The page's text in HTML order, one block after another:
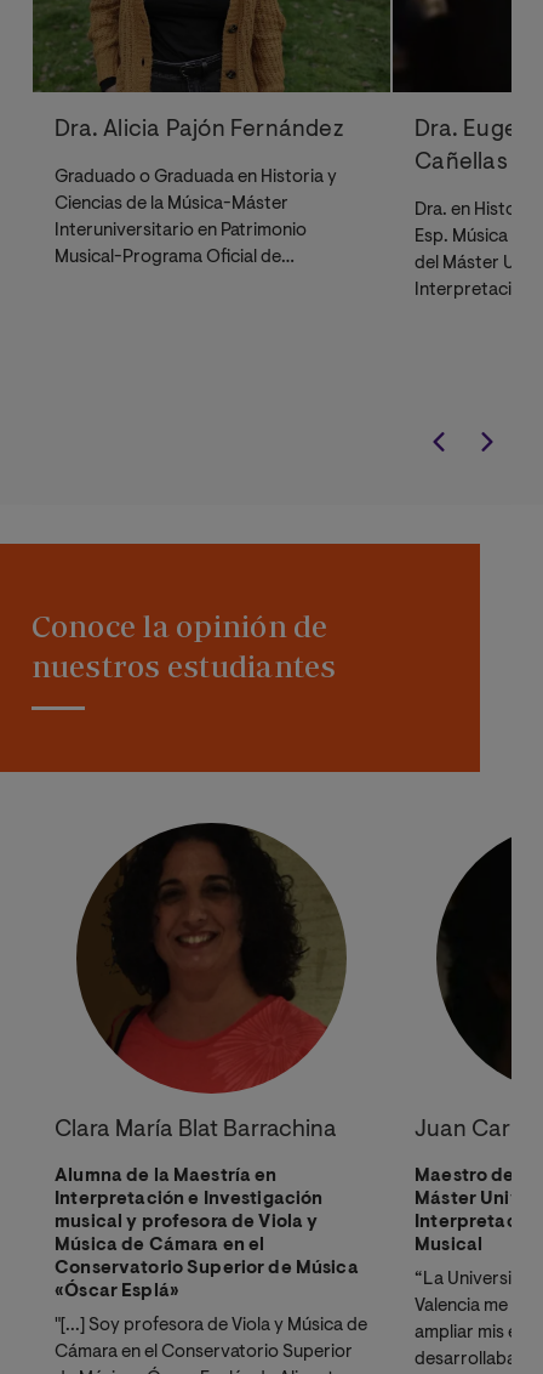
Dra. Alicia Pajón Fernández
Graduado o Graduada en Historia y
Ciencias de la Música-Máster
Interuniversitario en Patrimonio
Musical-Programa Oficial de
Dra.
Cañellas
Dra. en
Esp. Música y
del Máster
Interpretación
Conoce la opinión de
nuestros estudiantes
Clara María Blat Barrachina
Alumna de la Maestría en
Interpretación e Investigación
musical y profesora de Viola y
Música de Cámara en el
Conservatorio Superior de Música
«Óscar Esplá»
"[...] Soy profesora de Viola y Música de
Cámara en el Conservatorio Superior
Juan Carlos
Maestro de
Máster
Musical
“La
Valencia me
ampliar mis
desarrollaba